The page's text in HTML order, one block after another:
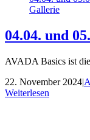
Gallerie
04.04. und
AVADA Basics ist
22. November 2024|
Weiterlesen